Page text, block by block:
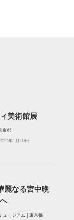
美術館展
京都
年1月10日
麗なる宮中晩
ュージアム | 東京都